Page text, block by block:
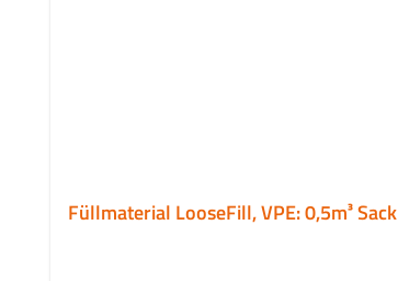
Füllmaterial LooseFill, VPE: 0,5m³ Sack